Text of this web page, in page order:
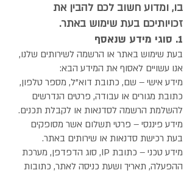
בו, ומדוע חשוב לכם להבין את
זכויותיכם בעת שימוש באתר.
1. סוגי מידע שנאסף
בעת שימוש באתר או הרשמה לשירותים שלנו,
אנו עשויים לאסוף את המידע הבא:
מידע אישי – שם, כתובת דוא"ל, מספר טלפון,
כתובת מגורים או עבודה, פרטים הנדרשים
להשלמת הרשמה לסדנאות או לקבלת תכנים.
מידע פיננסי – פרטי תשלום אשר מסופקים
בעת רכישת סדנאות או שירותים באתר.
מידע טכני – כתובת IP, סוג הדפדפן, מערכת
ההפעלה, תאריך ושעת כניסה לאתר, כתובות